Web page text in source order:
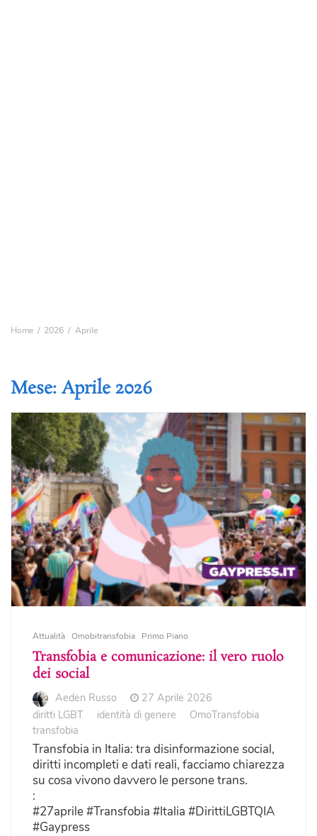
Home 2026 Aprile
Mese: Aprile 2026
Attualità Omobitransfobia Primo Piano
Transfobia e comunicazione: il vero ruolo
dei social
Aeden Russo
27 Aprile 2026
diritti LGBT
identità di genere
OmoTransfobia
transfobia
Transfobia in Italia: tra disinformazione social,
diritti incompleti e dati reali, facciamo chiarezza
su cosa vivono davvero le persone trans.
:
#27aprile #Transfobia #Italia #DirittiLGBTQIA
#Gaypress